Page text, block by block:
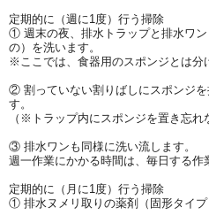
定期的に（週に1度）行う掃除
① 週末の夜、排水トラップと排水ワ
の）を洗います。
※ここでは、食器用のスポンジとは分
② 割っていない割りばしにスポンジ
す。
（※トラップ内にスポンジを置き忘れ
③ 排水ワンも同様に洗い流します。
週一作業にかかる時間は、毎日する作
定期的に（月に1度）行う掃除
① 排水ヌメリ取りの薬剤（固形タイプ